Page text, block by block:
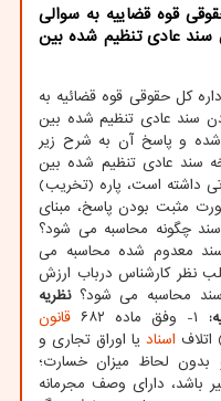
قوه قضاییه به سوالی
سند عادی تنظیم شده بین
کل حقوقی قوه قضائیه به
سند عادی تنظیم شده بین
و پاسخ آن به شرح زیر
سند عادی تنظیم شده بین
داشته است، پاره (تخریب)
مثبت بودن پاسخ، مبنای
چگونه محاسبه می شود؟
سند معدوم شده محاسبه می
نظر کارشناس درباب ارزش
سند محاسبه می شود؟نظریه
۱- وفق ماده ۶۸۲
قانون
اسناد یا اوراق تجاری و
لحاظ میزان خسارت؛
باشد، دارای وصف مجرمانه